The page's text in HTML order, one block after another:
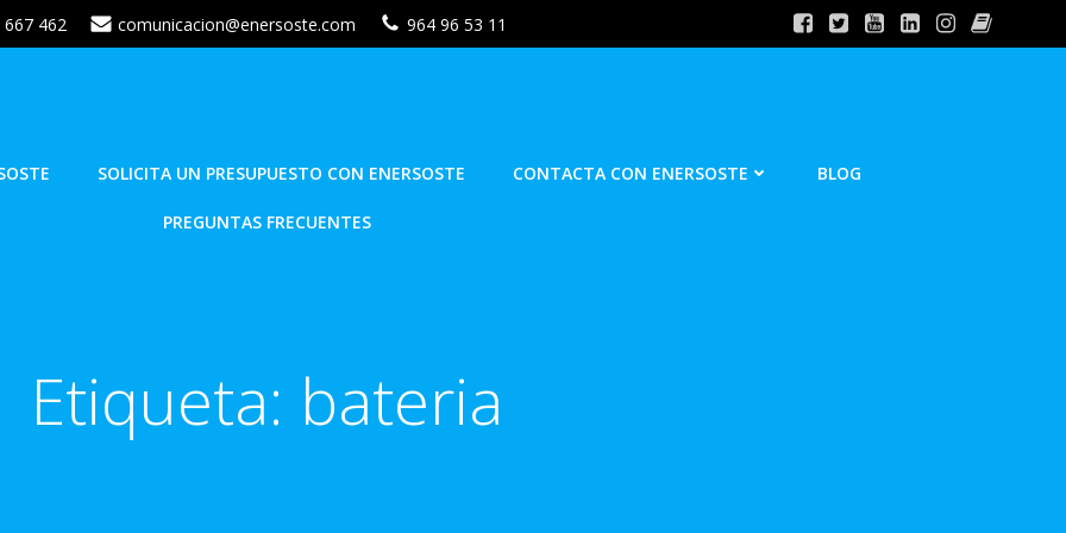
667 462 comunicacion@enersoste.com 964 96 53 11
SOLICITA UN PRESUPUESTO CON ENERSOSTE CONTACTA CON ENERSOSTE BLOG
PREGUNTAS FRECUENTES
Etiqueta: bateria